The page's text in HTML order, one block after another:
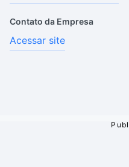
Contato da Empresa
Acessar site